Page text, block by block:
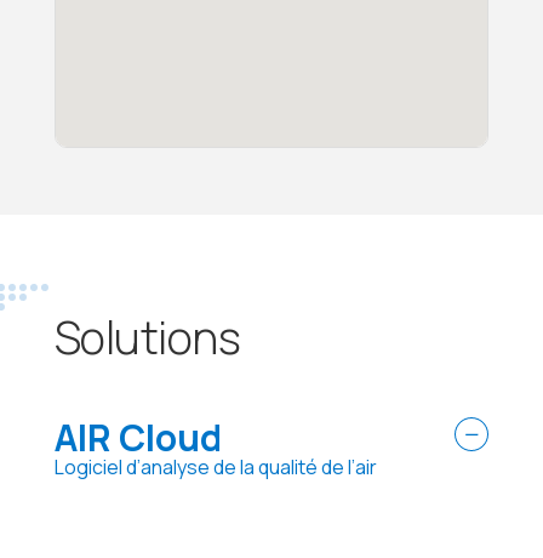
Solutions
AIR Cloud
Logiciel d’analyse de la qualité de l’air